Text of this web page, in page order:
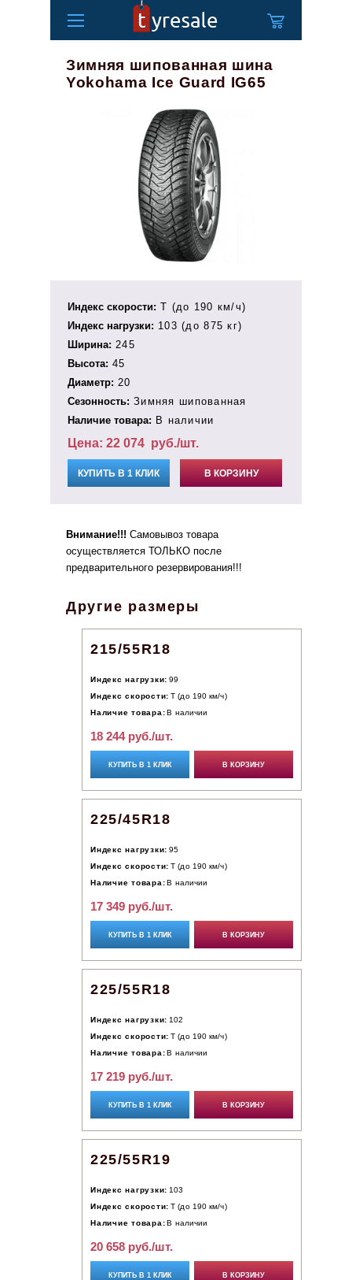
Зимняя шипованная шина
Yokohama Ice Guard IG65
Индекс скорости: T (до 190 км/ч)
Индекс нагрузки: 103 (до 875 кг)
Ширина: 245
Высота: 45
Диаметр: 20
Сезонность: Зимняя шипованная
Наличие товара: В наличии
Цена: 22 074 руб./шт.
КУПИТЬ В 1 КЛИК В КОРЗИНУ
Внимание!!! Самовывоз товара
осуществляется ТОЛЬКО после
предварительного резервирования!!!
Другие размеры
215/55R18
Индекс нагрузки: 99
Индекс скорости: T (до 190 км/ч)
Наличие товара: В наличии
18 244 руб./шт.
КУПИТЬ В 1 КЛИК В КОРЗИНУ
225/45R18
Индекс нагрузки: 95
Индекс скорости: T (до 190 км/ч)
Наличие товара: В наличии
17 349 руб./шт.
КУПИТЬ В 1 КЛИК В КОРЗИНУ
225/55R18
Индекс нагрузки: 102
Индекс скорости: T (до 190 км/ч)
Наличие товара: В наличии
17 219 руб./шт.
КУПИТЬ В 1 КЛИК В КОРЗИНУ
225/55R19
Индекс нагрузки: 103
Индекс скорости: T (до 190 км/ч)
Наличие товара: В наличии
20 658 руб./шт.
КУПИТЬ В 1 КЛИК В КОРЗИНУ